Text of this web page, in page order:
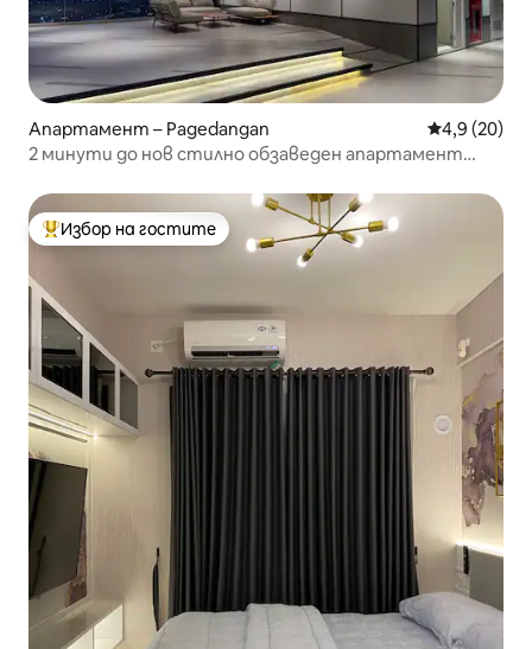
Апартамент – Pagedangan Средна
4,9 (20)
2 минути до нов стилно обзаведен апартамент
Най-популярен избор на гостите
Избор на гостите